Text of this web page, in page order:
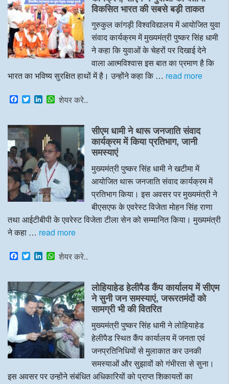
o
k
r I
n
p
p
विकसित भारत की सबसे बड़ी ताकत
गुरुकुल कांगड़ी विश्वविद्यालय में आयोजित युवा
संवाद कार्यक्रम में मुख्यमंत्री पुष्कर सिंह धामी
ने कहा कि युवाओं के चेहरों पर दिखाई देने
वाला आत्मविश्वास इस बात का प्रमाण है कि
भारत का भविष्य सुरक्षित हाथों में है। उन्होंने कहा कि … read more
F
a
e
b
o
o
k
T
w
t
e
r
L
k
e
d
I
n
W
t
A
p
p
शेयर करे..
सीएम धामी ने थारू जनजाति संवाद
कार्यक्रम में किया प्रतिभाग, जानी
समस्याएं
मुख्यमंत्री पुष्कर सिंह धामी ने खटीमा में
आयोजित थारू जनजाति संवाद कार्यक्रम में
प्रतिभाग किया। इस अवसर पर मुख्यमंत्री ने
बीएसएफ के एवरेस्ट विजेता मोहन सिंह राणा
तथा आईटीबीपी के एवरेस्ट विजेता टीला सेन को सम्मानित किया। मुख्यमंत्री
ने कहा … read more
F
a
e
b
o
o
k
T
w
t
t
e
r
L
k
e
d
I
n
W
t
s
A
p
p
शेयर करे..
लोहियाहेड हेलीपैड कैंप कार्यालय में सीएम
ने सुनी जन समस्याएं, जरूरतमंदों को
सामग्री भी की वितरित
मुख्यमंत्री पुष्कर सिंह धामी ने लोहियाहेड
हेलीपैड स्थित कैंप कार्यालय में जनता एवं
जनप्रतिनिधियों से मुलाकात कर उनकी
समस्याओं और सुझावों को गंभीरता से सुना।
इस अवसर पर उन्होंने संबंधित अधिकारियों को प्राप्त शिकायतों का